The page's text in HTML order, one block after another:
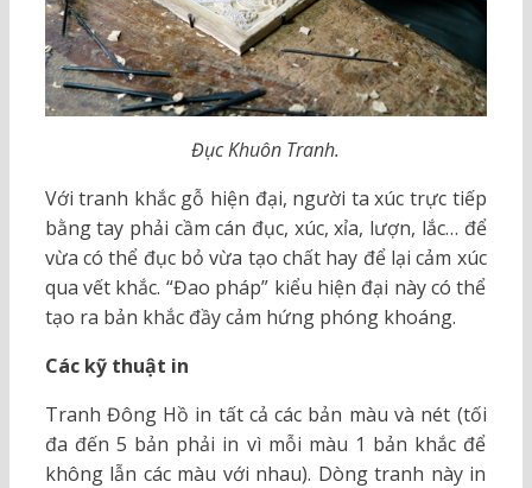
Đục Khuôn Tranh.
Với tranh khắc gỗ hiện đại, người ta xúc trực tiếp
bằng tay phải cầm cán đục, xúc, xỉa, lượn, lắc… để
vừa có thể đục bỏ vừa tạo chất hay để lại cảm xúc
qua vết khắc. “Đao pháp” kiểu hiện đại này có thể
tạo ra bản khắc đầy cảm hứng phóng khoáng.
Các kỹ thuật in
Tranh Đông Hồ in tất cả các bản màu và nét (tối
đa đến 5 bản phải in vì mỗi màu 1 bản khắc để
không lẫn các màu với nhau). Dòng tranh này in